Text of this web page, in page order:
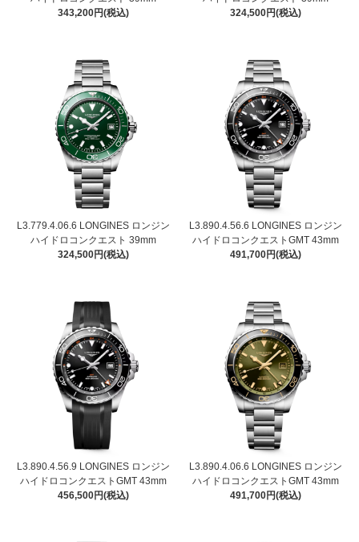
343,200円(税込)
324,500円(税込)
L3.779.4.06.6 LONGINES ロンジン
ハイドロコンクエスト 39mm
324,500円(税込)
L3.890.4.56.6 LONGINES ロンジン
ハイドロコンクエストGMT 43mm
491,700円(税込)
L3.890.4.56.9 LONGINES ロンジン
ハイドロコンクエストGMT 43mm
456,500円(税込)
L3.890.4.06.6 LONGINES ロンジン
ハイドロコンクエストGMT 43mm
491,700円(税込)